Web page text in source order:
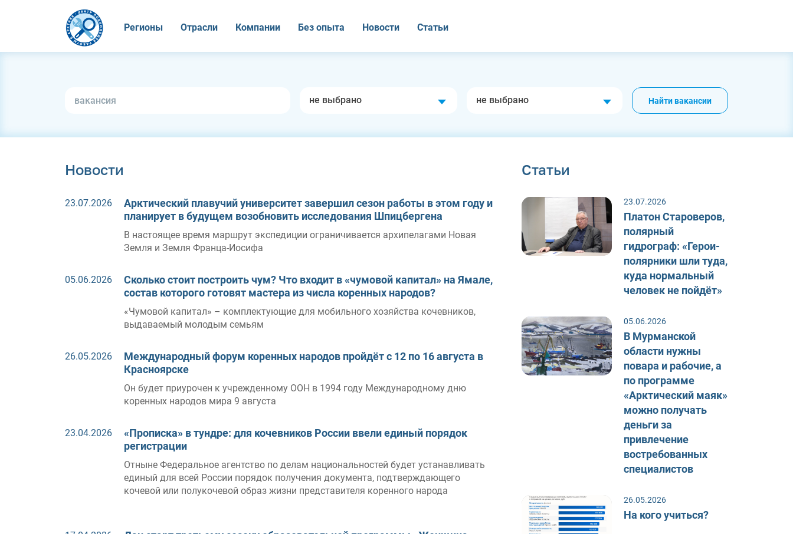
Регионы Отрасли Компании Без опыта Новости Статьи
не выбрано не выбрано Найти вакансии
Новости
23.07.2026
Арктический плавучий университет завершил сезон работы в этом году и
планирует в будущем возобновить исследования Шпицбергена
В настоящее время маршрут экспедиции ограничивается архипелагами Новая
Земля и Земля Франца-Иосифа
05.06.2026
Сколько стоит построить чум? Что входит в «чумовой капитал» на Ямале,
состав которого готовят мастера из числа коренных народов?
«Чумовой капитал» – комплектующие для мобильного хозяйства кочевников,
выдаваемый молодым семьям
26.05.2026
Международный форум коренных народов пройдёт с 12 по 16 августа в
Красноярске
Он будет приурочен к учрежденному ООН в 1994 году Международному дню
коренных народов мира 9 августа
23.04.2026
«Прописка» в тундре: для кочевников России ввели единый порядок
регистрации
Отныне Федеральное агентство по делам национальностей будет устанавливать
единый для всей России порядок получения документа, подтверждающего
кочевой или полукочевой образ жизни представителя коренного народа
Статьи
23.07.2026
Платон Староверов,
полярный
гидрограф: «Герои-
полярники шли туда,
куда нормальный
человек не пойдёт»
05.06.2026
В Мурманской
области нужны
повара и рабочие, а
по программе
«Арктический маяк»
можно получать
деньги за
привлечение
востребованных
специалистов
26.05.2026
На кого учиться?